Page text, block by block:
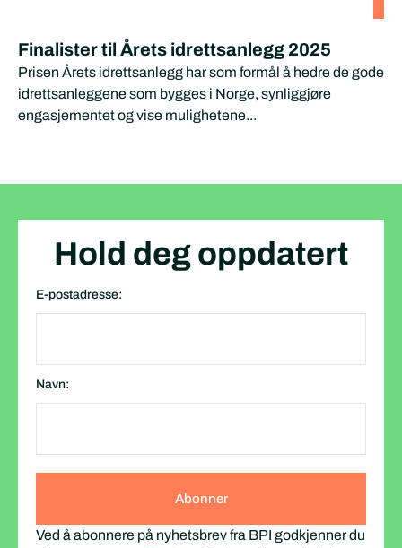
Finalister til Årets idrettsanlegg 2025
Prisen Årets idrettsanlegg har som formål å hedre de gode
idrettsanleggene som bygges i Norge, synliggjøre
engasjementet og vise mulighetene...
Hold deg oppdatert
E-postadresse:
Navn:
Ved å abonnere på nyhetsbrev fra BPI godkjenner du